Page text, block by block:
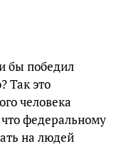
бы победил
Так это
человека
федеральному
на людей